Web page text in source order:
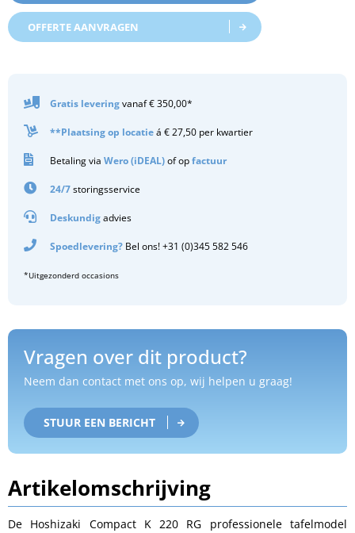
OFFERTE AANVRAGEN
Gratis leveringvanaf € 350,00*
**Plaatsing op locatieá € 27,50 per kwartier
Betaling via Wero (iDEAL)of opfactuur
24/7storingsservice
Deskundigadvies
Spoedlevering? Bel ons! +31 (0)345 582 546
*Uitgezonderd occasions
Vragen over dit product?
Neem dan contact met ons op, wij helpen u graag!
STUUR EEN BERICHT
Artikelomschrijving
De Hoshizaki Compact K 220 RG professionele tafelmodel